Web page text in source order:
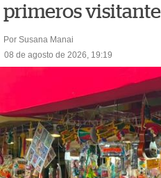
primeros
Por Susana Manai
08 de agosto de 2026, 19:19